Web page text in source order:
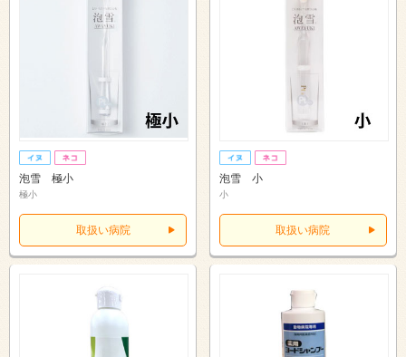
泡雪 極小
極小
取扱い病院
泡雪 小
小
取扱い病院